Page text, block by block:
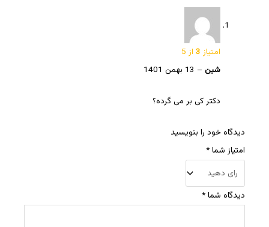
امتیاز 3 از 5
شین – 13 بهمن 1401
دکتر کی بر می گرده؟
دیدگاه خود را بنویسید
امتیاز شما*
دیدگاه شما*